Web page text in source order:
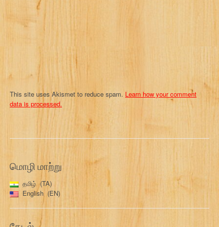
i
o
This site uses Akismet to reduce spam. Learn how your comment
data is processed.
மொழி மாற்று
தமிழ்
TA
English
EN